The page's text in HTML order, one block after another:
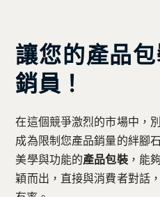
讓您的產品
銷員！
在這個競爭激烈的市場中，
成為限制您產品銷量的絆腳
美學與功能的產品包裝，能
穎而出，直接與消費者對話